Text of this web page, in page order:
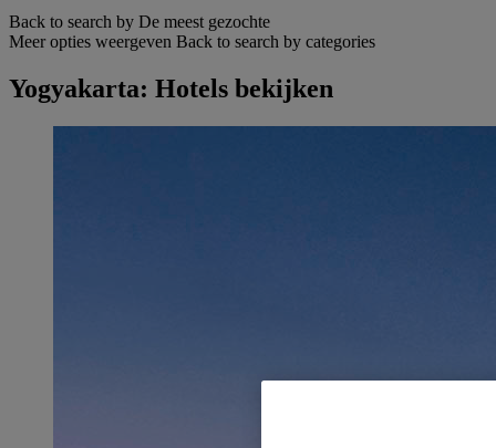
Back to search by De meest gezochte
Meer opties weergeven Back to search by categories
Yogyakarta: Hotels bekijken